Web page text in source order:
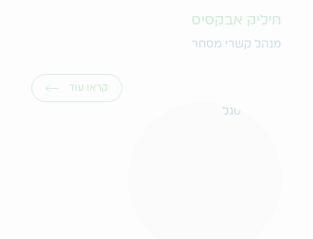
חיליק אבקסיס
מנהל קשרי מסחר
קראו עוד